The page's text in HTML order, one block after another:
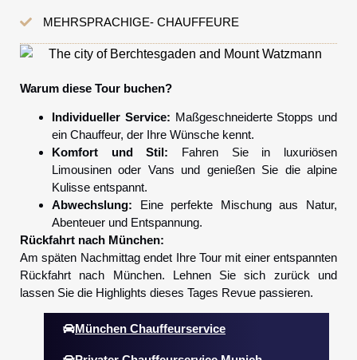
MEHRSPRACHIGE- CHAUFFEURE
Warum diese Tour buchen?
Individueller Service: Maßgeschneiderte Stopps und
ein Chauffeur, der Ihre Wünsche kennt.
Komfort und Stil: Fahren Sie in luxuriösen
Limousinen oder Vans und genießen Sie die alpine
Kulisse entspannt.
Abwechslung: Eine perfekte Mischung aus Natur,
Abenteuer und Entspannung.
Rückfahrt nach München:
Am späten Nachmittag endet Ihre Tour mit einer entspannten
Rückfahrt nach München. Lehnen Sie sich zurück und
lassen Sie die Highlights dieses Tages Revue passieren.
München Chauffeurservice